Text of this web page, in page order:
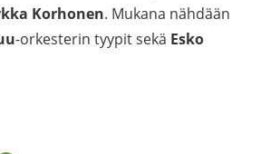
Korhonen. Mukana nähdään
-orkesterin tyypit sekä Esko